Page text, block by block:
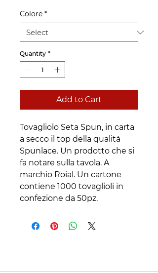
Colore *
Quantity *
Add to Cart
Tovagliolo Seta Spun, in carta
a secco il top della qualità
Spunlace. Un prodotto che si
fa notare sulla tavola. A
marchio Roial. Un cartone
contiene 1000 tovaglioli in
confezione da 50pz.